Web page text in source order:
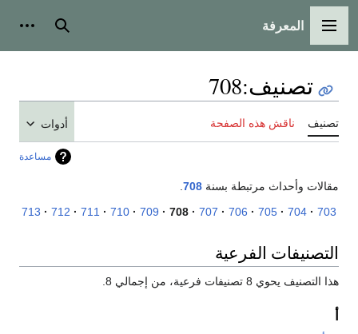
القائمة الرئيسية
المعرفة بحث
تصنيف:
708
تصنيف ناقش هذه الصفحة أدوات
مساعدة
مقالات وأحداث مرتبطة بسنة 708
703
704
705
706
707
708
709
710
711
712
713
التصنيفات الفرعية
هذا التصنيف يحوي 8 تصنيفات فرعية، من إجمالي 8.